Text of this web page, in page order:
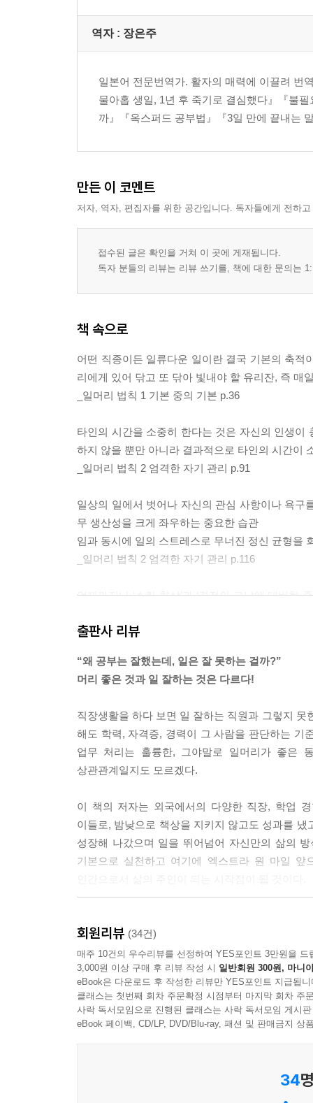
역자 : 장은주
일본어 전문번역가. 활자의 매력에 이끌려 번
물아홉 생일, 1년 후 죽기로 결심했다』『불
까』『옥스퍼드 공부법』『3일 만에 끝내는
만든 이 코멘트
저자, 역자, 편집자를 위한 공간입니다. 독자들에게 전하
접수된 글은 확인을 거쳐 이 곳에 게재됩니다.
독자 분들의 리뷰는 리뷰 쓰기를, 책에 대한 문의는
책 속으로
어떤 직종이든 일류다운 일이란 결국 기본의 축
리에게 있어 닦고 또 닦아 빛내야 할 유리잔, 즉 매
_일머리 법칙 1 기본 중의 기본 p.36
타인의 시간을 소중히 한다는 것은 자신의 인생
하지 않을 뿐만 아니라 결과적으로 타인의 시간이
_일머리 법칙 2 엄격한 자기 관리 p.91
일상의 일에서 벗어나 자신의 관심 사항이나 욕구
무 생산성을 크게 좌우하는 중요한 습관
임과 동시에 일의 스트레스로 무너진 정신 균형을
_일머리 법칙 2 엄격한 자기 관리 p.116
언제까지나 ‘스킬 향상’과 ‘결전의 그날에 대비한
해야 한다. 공부왕, 비평가로 끝날 게 아니라 직접
어떤 일이라도 철저하고 깐깐하게 처리하는 자세
_일머리 법칙 3 이기는 마음가짐 p.153
‘벼는 익을수록 고개를 숙인다’는 속담도 있지만
_일머리 법칙 4 사람을 향한 리더십 p.186
눈에 띄는 양지에 핀 꽃은 직속 상사가 아니라도
내 회사 안팎에 널리 알릴 수 있어야 한다. 특히 잘
_일머리 법칙 4 사람을 향한 리더십 p.208
Now or Never. 지금의 ‘쾌적함’에 머물 것인가,
람에게는 대부분 이 ‘쾌적함’에서 뛰쳐나갈 용기
실현을 이루는 사람의 차이를 낳는다.
---본문 중에서
출판사 리뷰
“왜 공부는 잘했는데, 일은 잘 못하는 걸까?”
머리 좋은 것과 일 잘하는 것은 다르다!
직장생활을 하다 보면 일 잘하는 직원과 그렇지 못
해도 학력, 자격증, 경력이 그 사람을 판단하는 기
업무 처리는 훌륭한, 그야말로 일머리가 좋은
상관관계일지도 모르겠다.
이 책의 저자는 외국에서의 다양한 직장, 학업
이들로, 밤낮으로 책상을 지키지 않고도 성과를
성장해 나갔으며 일을 뛰어넘어 자신만의 삶의
기본으로 실천하고 여기에 엑스트라 원 마일
아이디어만 가득한 사람은 평범한 행동가를 이길
이 책은 성공하는 최고들의 77가지 일머리 법칙
사람보다는‘IQ’는 평범하지만 남보다 앞서 움직
여기는 일의 기본이라는 것을 실천하고 있는지
그래서 돌다리만 두드리고 끊임없이 자기계발만
회원리뷰 (34건)
매주 10건의 우수리뷰를 선정하여 YES포인트 3만원을 드
3,000원 이상 구매 후 리뷰 작성 시 일반회원 300원, 마니
eBook은 다운로드 후 작성한 리뷰만 YES포인트 지급됩니
클래스는 첫번째 회차 주문확정 시점부터 마지막 회차 주
사락 독서모임으로 진행된 클래스는 사락 독서모임 게시
eBook 페이백, CD/LP, DVD/Blu-ray, 패션 및 판매금지 상
34